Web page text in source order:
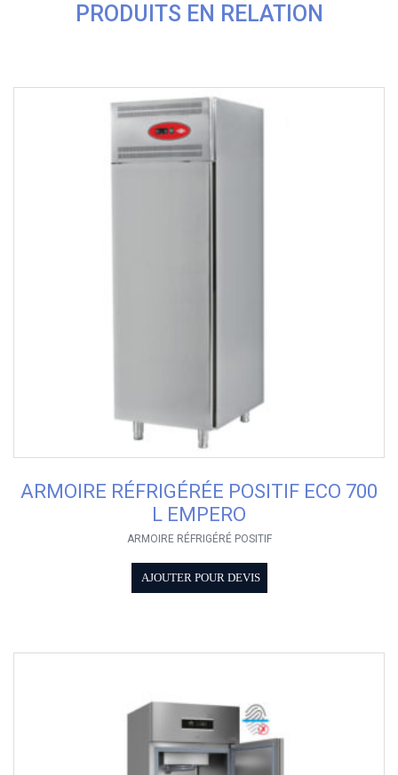
PRODUITS EN RELATION
ARMOIRE RÉFRIGÉRÉE POSITIF ECO 700
L EMPERO
ARMOIRE RÉFRIGÉRÉ POSITIF
AJOUTER POUR DEVIS